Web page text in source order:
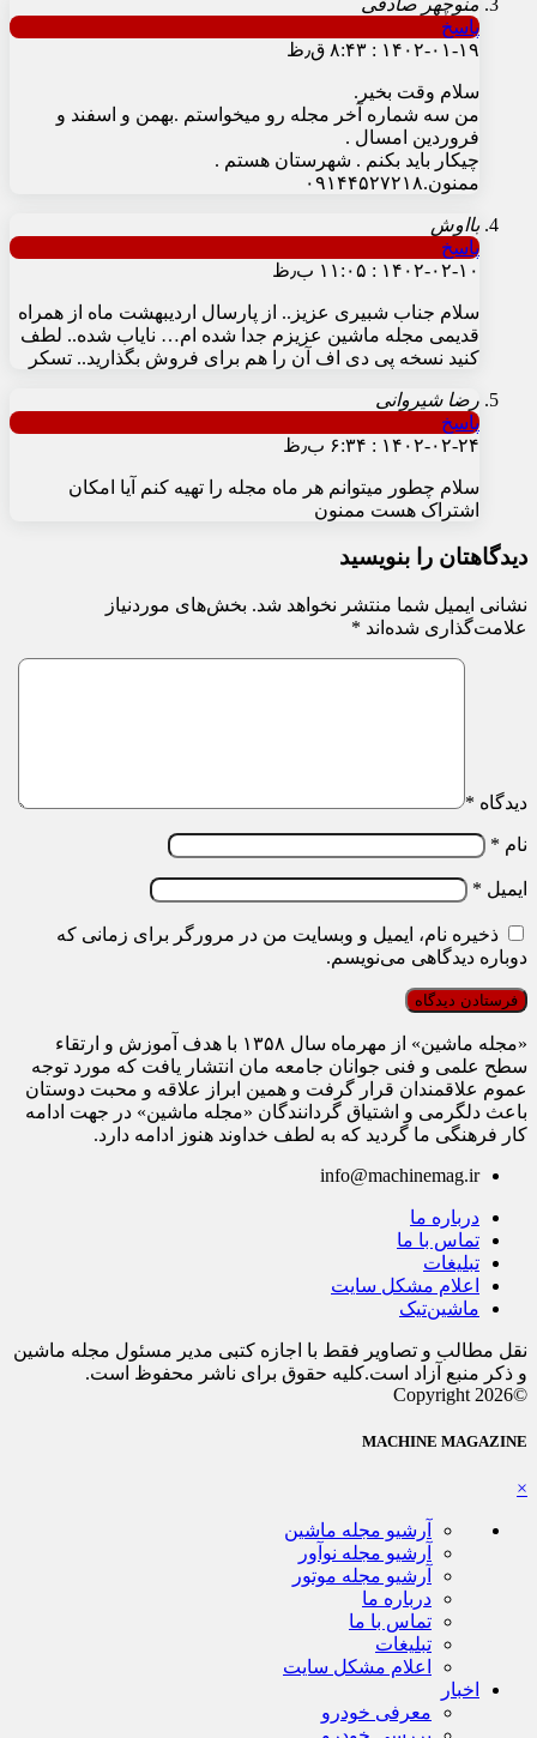
منوچهر صادقی
پاسخ
۱۴۰۲-۰۱-۱۹ : ۸:۴۳ ق٫ظ
سلام وقت بخیر.
من سه شماره آخر مجله رو میخواستم .بهمن و اسفند و
فروردین امسال .
چیکار باید بکنم . شهرستان هستم .
ممنون.۰۹۱۴۴۵۲۷۲۱۸
بااوش
پاسخ
۱۴۰۲-۰۲-۱۰ : ۱۱:۰۵ ب٫ظ
سلام جناب شبیری عزیز.. از پارسال اردیبهشت ماه از همراه
قدیمی مجله ماشین عزیزم جدا شده ام… نایاب شده.. لطف
کنید نسخه پی دی اف آن را هم برای فروش بگذارید.. تسکر
رضا شیروانی
پاسخ
۱۴۰۲-۰۲-۲۴ : ۶:۳۴ ب٫ظ
سلام چطور میتوانم هر ماه مجله را تهیه کنم آیا امکان
اشتراک هست ممنون
دیدگاهتان را بنویسید
نشانی ایمیل شما منتشر نخواهد شد. بخش‌های موردنیاز
علامت‌گذاری شده‌اند *
دیدگاه *
نام *
ایمیل *
ذخیره نام، ایمیل و وبسایت من در مرورگر برای زمانی که
دوباره دیدگاهی می‌نویسم.
«مجله ماشین» از مهرماه سال ۱۳۵۸ با هدف آموزش و ارتقاء
سطح علمی و فنی جوانان جامعه مان انتشار یافت که مورد توجه
عموم علاقمندان قرار گرفت و همین ابراز علاقه و محبت دوستان
باعث دلگرمی و اشتیاق گردانندگان «مجله ماشین» در جهت ادامه
کار فرهنگی ما گردید که به لطف خداوند هنوز ادامه دارد.
info@machinemag.ir
درباره ما
تماس با ما
تبلیغات
اعلام مشکل سایت
ماشین‌تیک
نقل مطالب و تصاویر فقط با اجازه کتبی مدیر مسئول مجله ماشین
و ذکر منبع آزاد است.کلیه حقوق برای ناشر محفوظ است.
©Copyright 2026
MACHINE MAGAZINE
×
آرشیو مجله ماشین
آرشیو مجله نوآور
آرشیو مجله موتور
درباره ما
تماس با ما
تبلیغات
اعلام مشکل سایت
اخبار
معرفی خودرو